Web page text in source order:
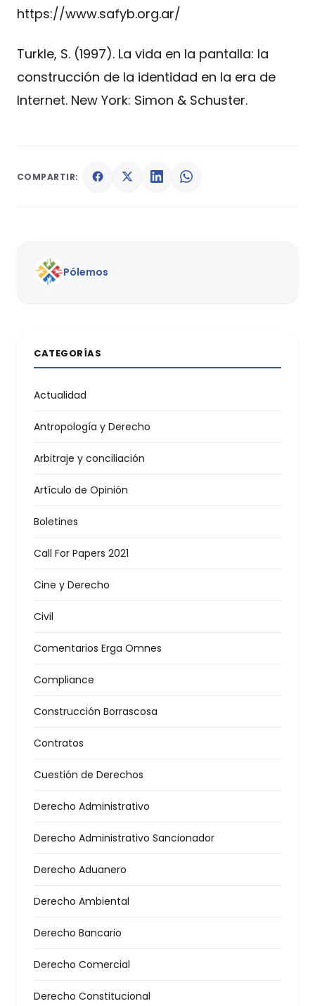
https://www.safyb.org.ar/
Turkle, S. (1997). La vida en la pantalla: la
construcción de la identidad en la era de
Internet. New York: Simon & Schuster.
COMPARTIR:
Pólemos
CATEGORÍAS
Actualidad
Antropología y Derecho
Arbitraje y conciliación
Artículo de Opinión
Boletines
Call For Papers 2021
Cine y Derecho
Civil
Comentarios Erga Omnes
Compliance
Construcción Borrascosa
Contratos
Cuestión de Derechos
Derecho Administrativo
Derecho Administrativo Sancionador
Derecho Aduanero
Derecho Ambiental
Derecho Bancario
Derecho Comercial
Derecho Constitucional